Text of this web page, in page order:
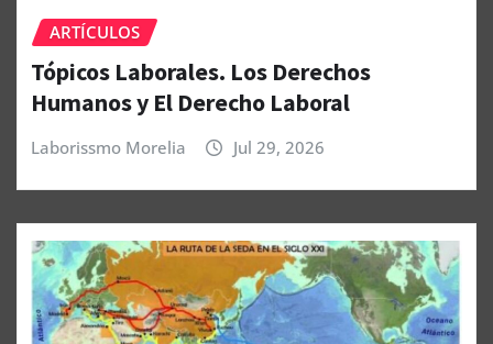
ARTÍCULOS
Tópicos Laborales. Los Derechos
Humanos y El Derecho Laboral
Laborissmo Morelia Jul 29, 2026